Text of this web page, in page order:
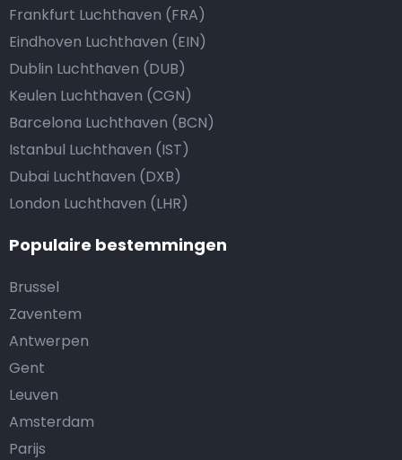
Frankfurt Luchthaven (FRA)
Eindhoven Luchthaven (EIN)
Dublin Luchthaven (DUB)
Keulen Luchthaven (CGN)
Barcelona Luchthaven (BCN)
Istanbul Luchthaven (IST)
Dubai Luchthaven (DXB)
London Luchthaven (LHR)
Populaire bestemmingen
Brussel
Zaventem
Antwerpen
Gent
Leuven
Amsterdam
Parijs